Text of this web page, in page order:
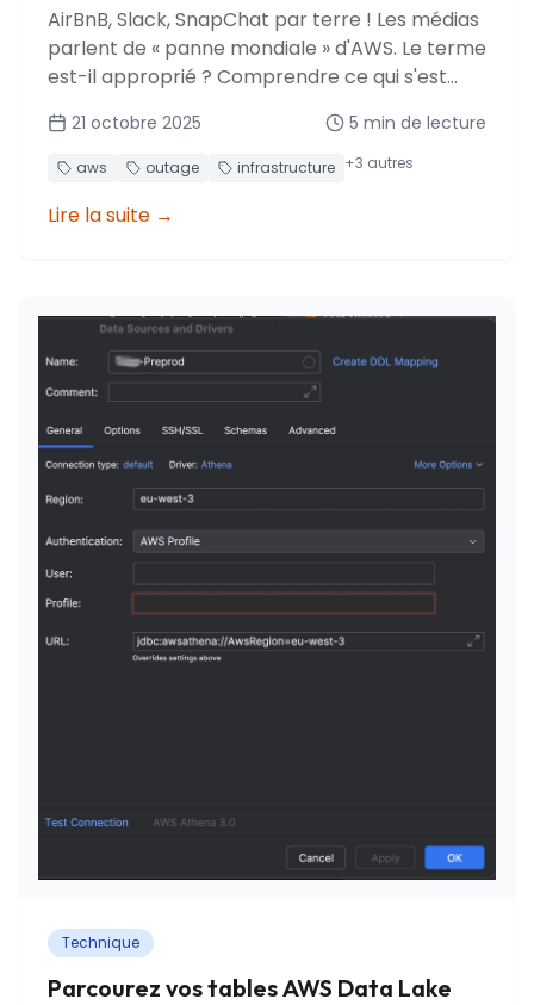
AirBnB, Slack, SnapChat par terre ! Les médias
parlent de « panne mondiale » d'AWS. Le terme
est-il approprié ? Comprendre ce qui s'est
touchant us-east-1.
21 octobre 2025 5 min de lecture
aws outage infrastructure +3 autres
Lire la suite →
Technique
Parcourez vos tables AWS Data Lake